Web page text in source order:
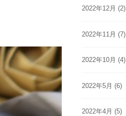
2022年12月 (2)
2022年11月 (7)
2022年10月 (4)
2022年5月 (6)
2022年4月 (5)